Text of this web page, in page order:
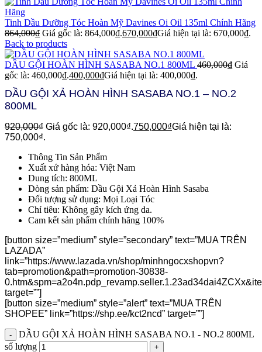
Tinh Dầu Dưỡng Tóc Hoàn Mỹ Davines Oi Oil 135ml Chính Hãng
864,000₫ Giá gốc là: 864,000₫.670,000₫Giá hiện tại là: 670,000₫.
Back to products
DẦU GỘI HOÀN HÌNH SASABA NO.1 800ML 460,000₫ Giá
gốc là: 460,000₫.400,000₫Giá hiện tại là: 400,000₫.
DẦU GỘI XẢ HOÀN HÌNH SASABA NO.1 – NO.2
800ML
920,000₫ Giá gốc là: 920,000₫.750,000₫Giá hiện tại là:
750,000₫.
Thông Tin Sản Phẩm
Xuất xứ hàng hóa: Việt Nam
Dung tích: 800ML
Dòng sản phẩm: Dầu Gội Xả Hoàn Hình Sasaba
Đối tượng sử dụng: Mọi Loại Tóc
Chỉ tiêu: Không gây kích ứng da.
Cam kết sản phẩm chính hãng 100%
[button size=”medium” style=”secondary” text=”MUA TRÊN
LAZADA”
link=”https://www.lazada.vn/shop/minhngocxshopvn?
tab=promotion&path=promotion-30838-
target=””]
[button size=”medium” style=”alert” text=”MUA TRÊN
SHOPEE” link=”https://shp.ee/kct2ncd” target=””]
DẦU GỘI XẢ HOÀN HÌNH SASABA NO.1 - NO.2 800ML
số lượng